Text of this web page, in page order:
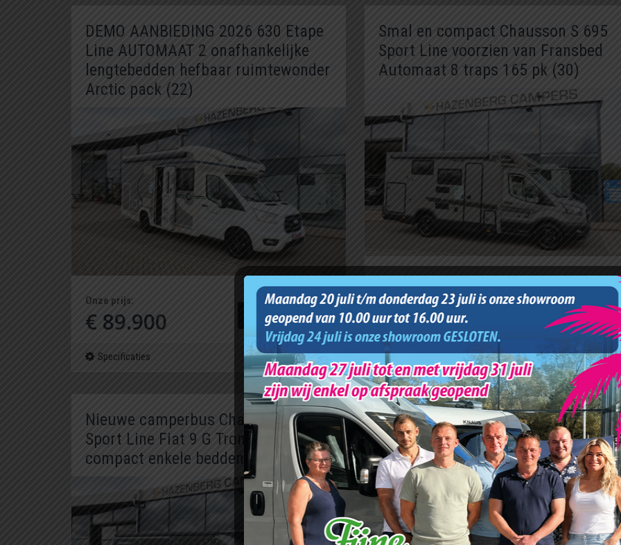
DEMO AANBIEDING 2026 630 Etape
Line AUTOMAAT 2 onafhankelijke
lengtebedden hefbaar ruimtewonder
Arctic pack (22)
Onze prijs:
€ 89.900 Bekijk deze camper
Specificaties
Smal en compact Chausson S 695
Sport Line voorzien van Fransbed
Automaat 8 traps 165 pk (30)
€ 92.990 Bekijk deze camper
Specificaties
Nieuwe camperbus Chausson V 697
Sport Line Fiat 9 G Tronic Automaat
compact enkele bedden 6.36 m (29
NIEUW Chausson Etape Line 660
AUTOMAAT Artic Pack ruimte
wonder middels riant elektrisch
hefbed 160 x 190 cm (36)